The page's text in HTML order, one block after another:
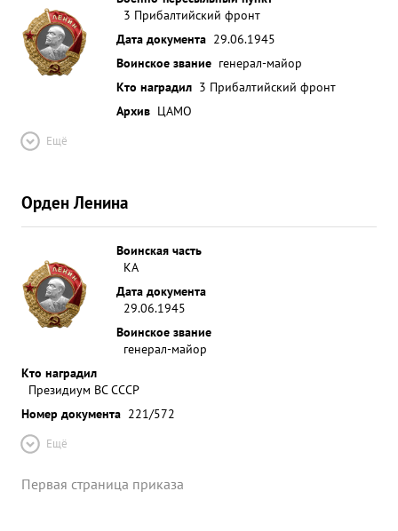
3 Прибалтийский фронт
Дата документа 29.06.1945
Воинское звание генерал-майор
Кто наградил 3 Прибалтийский фронт
Архив ЦАМО
Ещё
Орден Ленина
Воинская часть
КА
Дата документа
29.06.1945
Воинское звание
генерал-майор
Кто наградил
Президиум ВС СССР
Номер документа 221/572
Ещё
Первая страница приказа